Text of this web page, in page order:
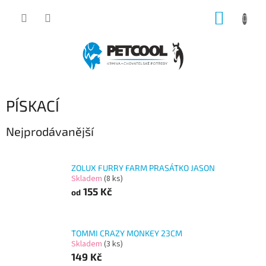
P
o
s
PÍSKACÍ
Nejprodávanější
ZOLUX FURRY FARM PRASÁTKO JASON
Skladem (8 ks)
od 155 Kč
TOMMI CRAZY MONKEY 23CM
Skladem (3 ks)
149 Kč